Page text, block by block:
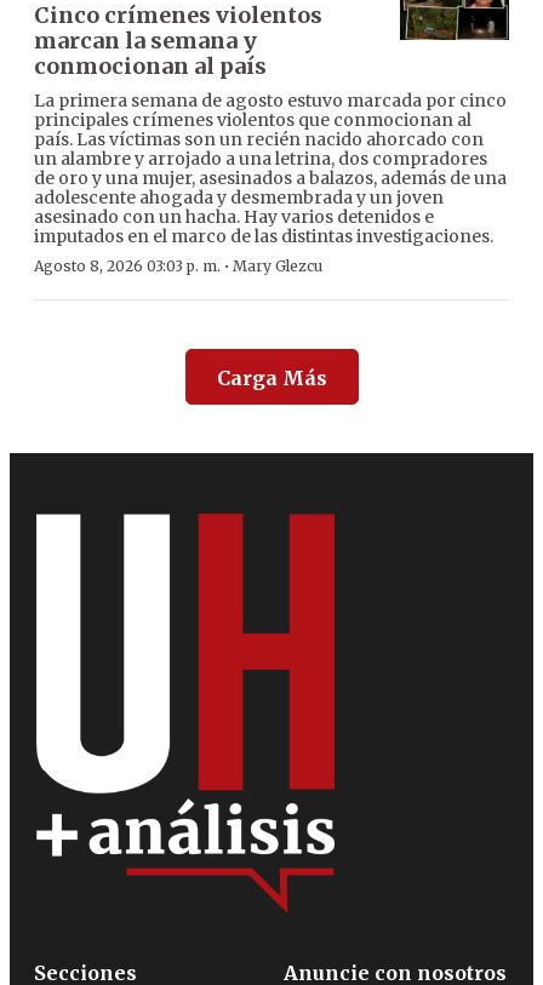
Cinco crímenes violentos
marcan la semana y
conmocionan al país
La primera semana de agosto estuvo marcada por cinco
principales crímenes violentos que conmocionan al
país. Las víctimas son un recién nacido ahorcado con
un alambre y arrojado a una letrina, dos compradores
de oro y una mujer, asesinados a balazos, además de una
adolescente ahogada y desmembrada y un joven
asesinado con un hacha. Hay varios detenidos e
imputados en el marco de las distintas investigaciones.
Agosto 8, 2026 03:03 p. m. · Mary Glezcu
Carga Más
Secciones
Anuncie con nosotros